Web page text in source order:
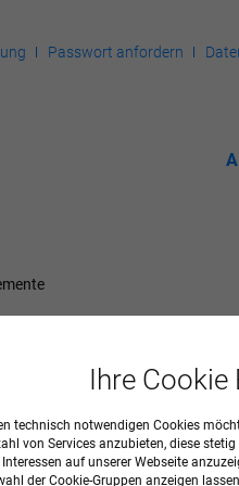
Passwort anfordern
Ihre Cookie
technisch notwendigen Cookies
von Services anzubieten, diese
Interessen auf unserer Webseite
der Cookie-Gruppen anzeigen